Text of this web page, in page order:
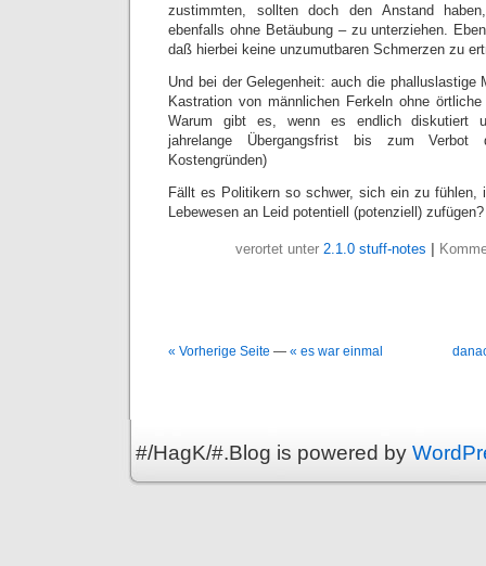
zustimmten, sollten doch den Anstand
ebenfalls ohne Betäubung – zu unterziehen.
daß hierbei keine unzumutbaren Schmerzen zu
Und bei der Gelegenheit: auch die phalluslastige
Kastration von männlichen Ferkeln ohne
Warum gibt es, wenn es endlich diskutiert
jahrelange Übergangsfrist bis zum Verbot
Kostengründen)
Fällt es Politikern so schwer, sich ein zu fühlen,
Lebewesen an Leid potentiell (potenziell) zufügen?
verortet unter 2.1.0 stuff-notes
« Vorherige Seite — « es war einmal
#/HagK/#.Blog is powered by